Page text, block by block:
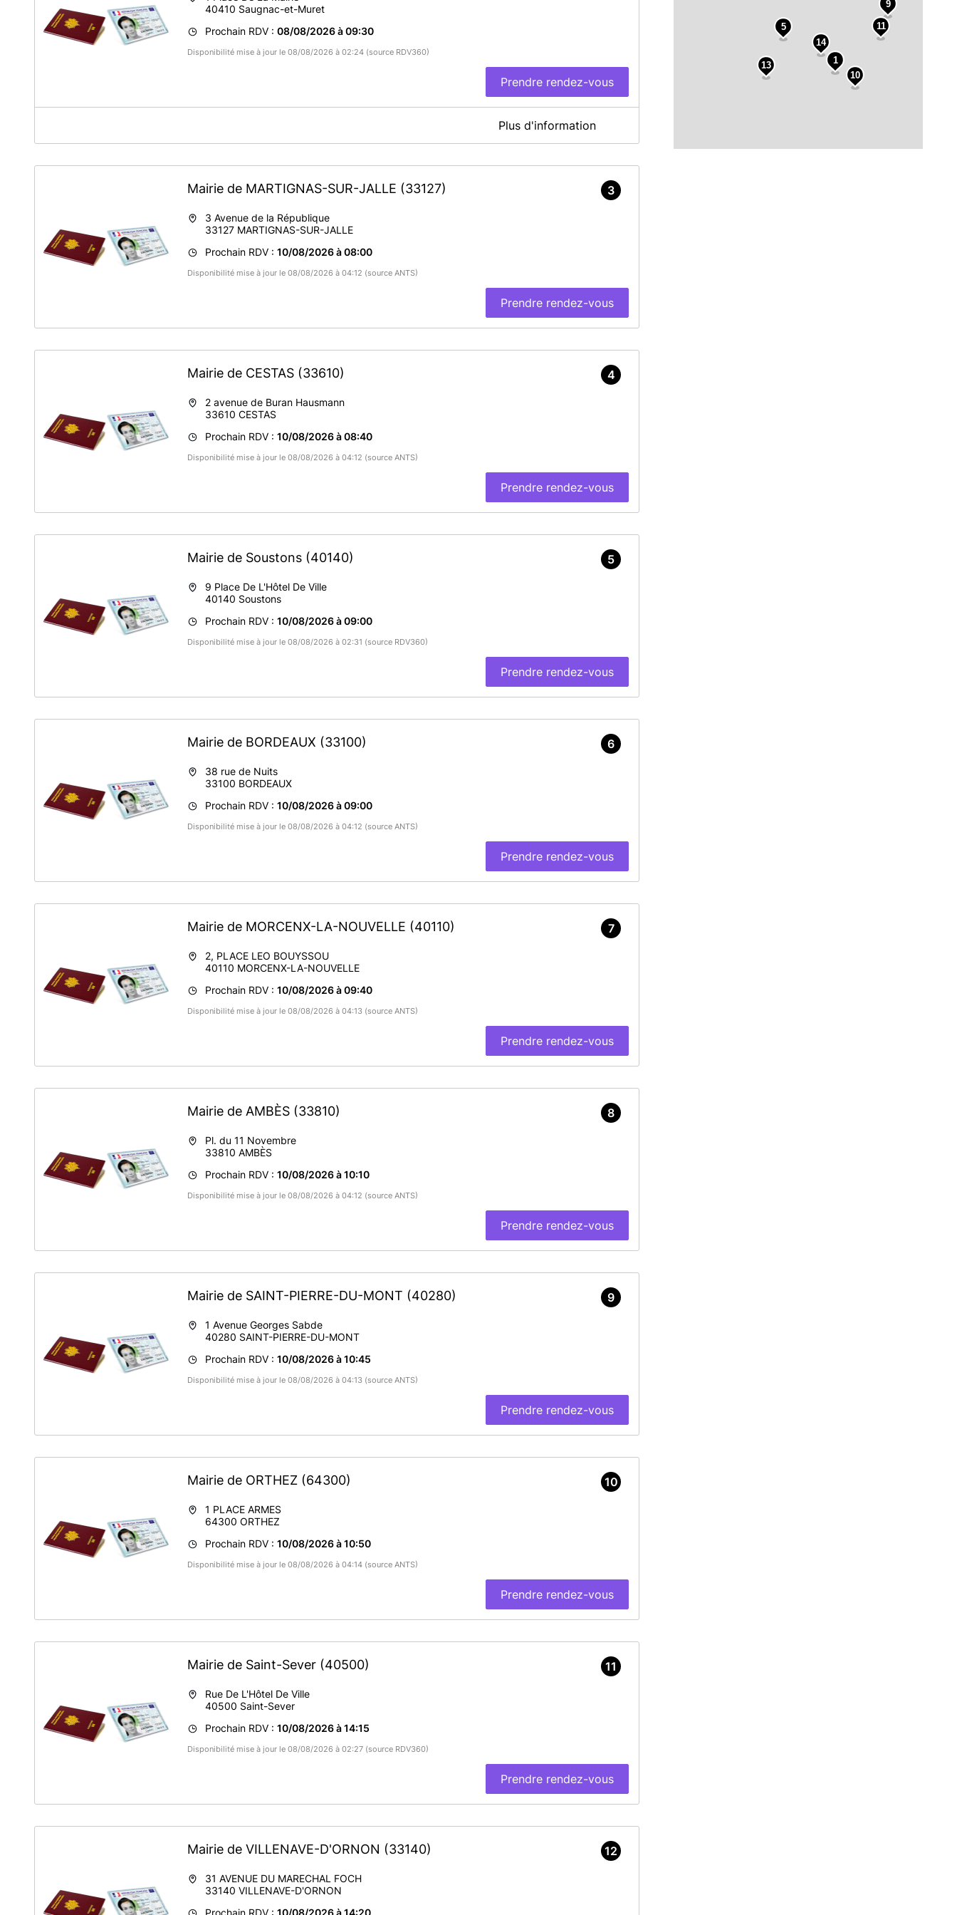
40410 Saugnac-et-Muret
Prochain RDV : 08/08/2026 à 09:30
Disponibilité mise à jour le 08/08/2026 à 02:24 (source RDV360)
Prendre rendez-vous
En savoir plus
Plus d'information
Mairie de MARTIGNAS-SUR-JALLE (33127)
3 Avenue de la République
33127 MARTIGNAS-SUR-JALLE
Prochain RDV : 10/08/2026 à 08:00
Disponibilité mise à jour le 08/08/2026 à 04:12 (source ANTS)
Prendre rendez-vous
3
Mairie de CESTAS (33610)
2 avenue de Buran Hausmann
33610 CESTAS
Prochain RDV : 10/08/2026 à 08:40
Disponibilité mise à jour le 08/08/2026 à 04:12 (source ANTS)
Prendre rendez-vous
4
Mairie de Soustons (40140)
9 Place De L'Hôtel De Ville
40140 Soustons
Prochain RDV : 10/08/2026 à 09:00
Disponibilité mise à jour le 08/08/2026 à 02:31 (source RDV360)
Prendre rendez-vous
5
Mairie de BORDEAUX (33100)
38 rue de Nuits
33100 BORDEAUX
Prochain RDV : 10/08/2026 à 09:00
Disponibilité mise à jour le 08/08/2026 à 04:12 (source ANTS)
Prendre rendez-vous
6
Mairie de MORCENX-LA-NOUVELLE (40110)
2, PLACE LEO BOUYSSOU
40110 MORCENX-LA-NOUVELLE
Prochain RDV : 10/08/2026 à 09:40
Disponibilité mise à jour le 08/08/2026 à 04:13 (source ANTS)
Prendre rendez-vous
7
Mairie de AMBÈS (33810)
Pl. du 11 Novembre
33810 AMBÈS
Prochain RDV : 10/08/2026 à 10:10
Disponibilité mise à jour le 08/08/2026 à 04:12 (source ANTS)
Prendre rendez-vous
8
Mairie de SAINT-PIERRE-DU-MONT (40280)
1 Avenue Georges Sabde
40280 SAINT-PIERRE-DU-MONT
Prochain RDV : 10/08/2026 à 10:45
Disponibilité mise à jour le 08/08/2026 à 04:13 (source ANTS)
Prendre rendez-vous
9
Mairie de ORTHEZ (64300)
1 PLACE ARMES
64300 ORTHEZ
Prochain RDV : 10/08/2026 à 10:50
Disponibilité mise à jour le 08/08/2026 à 04:14 (source ANTS)
Prendre rendez-vous
10
Mairie de Saint-Sever (40500)
Rue De L'Hôtel De Ville
40500 Saint-Sever
Prochain RDV : 10/08/2026 à 14:15
Disponibilité mise à jour le 08/08/2026 à 02:27 (source RDV360)
Prendre rendez-vous
11
Mairie de VILLENAVE-D'ORNON (33140)
31 AVENUE DU MARECHAL FOCH
33140 VILLENAVE-D'ORNON
12
1
5
9
10
11
13
14